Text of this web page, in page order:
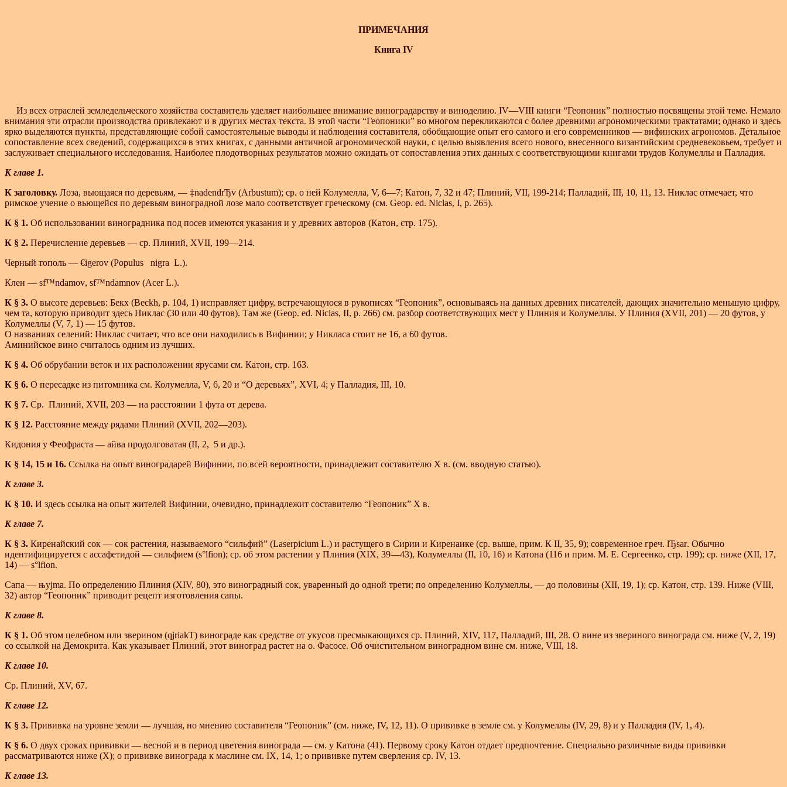
ПРИМЕЧАНИЯ
Книга IV
Из всех отраслей земледельческого хозяйства составитель уделяет наибольшее внимание виноградарству и виноделию. IV—VIII книги “Геопоник” полностью посвящены этой теме. Немало
внимания эти отрасли производства привлекают и в других местах текста. В этой части “Геопоники” во многом перекликаются с более древними агрономическими трактатами; однако и здесь
ярко выделяются пункты, представляющие собой самостоятельные выводы и наблюдения составителя, обобщающие опыт его самого и его современников — вифинских агрономов. Детальное
сопоставление всех сведений, содержащихся в этих книгах, с данными античной агрономической науки, с целью выявления всего нового, внесенного византийским средневековьем, требует и
заслуживает специального исследования. Наиболее плодотворных результатов можно ожидать от сопоставления этих данных с соответствующими книгами трудов Колумеллы и Палладия.
К главе 1.
К заголовку. Лоза, вьющаяся по деревьям, — ‡nadendrЂv (Arbustum); ср. о ней Колумелла, V, 6—7; Катон, 7, 32 и 47; Плиний, VII, 199-214; Палладий, III, 10, 11, 13. Никлас отмечает, что
римское учение о вьющейся по деревьям виноградной лозе мало соответствует греческому (см. Geop. ed. Niclas, I, p. 265).
К § 1. Об использовании виноградника под посев имеются указания и у древних авторов (Катон, стр. 175).
К § 2. Перечисление деревьев — ср. Плиний, XVII, 199—214.
Черный тополь — €igerov (Populus nigra L.).
Клен — sf™ndamov, sf™ndamnov (Acer L.).
К § 3. О высоте деревьев: Бекх (Beckh, p. 104, 1) исправляет цифру, встречающуюся в рукописях “Геопоник”, основываясь на данных древних писателей, дающих значительно меньшую цифру,
чем та, которую приводит здесь Никлас (30 или 40 футов). Там же (Geop. ed. Niclas, II, p. 266) см. разбор соответствующих мест у Плиния и Колумеллы. У Плиния (XVII, 201) — 20 футов, у
Колумеллы (V, 7, 1) — 15 футов.
О названиях селений: Никлас считает, что все они находились в Вифинии; у Никласа стоит не 16, а 60 футов.
Аминийское вино считалось одним из лучших.
К § 4. Об обрубании веток и их расположении ярусами см. Катон, стр. 163.
К § 6. О пересадке из питомника см. Колумелла, V, 6, 20 и “О деревьях”, XVI, 4; у Палладия, III, 10.
К § 7. Ср. Плиний, XVII, 203 — на расстоянии 1 фута от дерева.
К § 12. Расстояние между рядами Плиний (XVII, 202—203).
Кидония у Феофраста — айва продолговатая (II, 2, 5 и др.).
К § 14, 15 и 16. Ссылка на опыт виноградарей Вифинии, по всей вероятности, принадлежит составителю X в. (см. вводную статью).
К главе 3.
К § 10. И здесь ссылка на опыт жителей Вифинии, очевидно, принадлежит составителю “Геопоник” X в.
К главе 7.
К § 3. Киренайский сок — сок растения, называемого “сильфий” (Laserpicium L.) и растущего в Сирии и Киренаике (ср. выше, прим. К II, 35, 9); современное греч. lЂsar. Обычно
идентифицируется с ассафетидой — сильфием (s°lfion); ср. об этом растении у Плиния (XIX, 39—43), Колумеллы (II, 10, 16) и Катона (116 и прим. М. Е. Сергеенко, стр. 199); ср. ниже (XII, 17,
14) — s°lfion.
Сапа — њyjma. По определению Плиния (XIV, 80), это виноградный сок, уваренный до одной трети; по определению Колумеллы, — до половины (XII, 19, 1); ср. Катон, стр. 139. Ниже (VIII,
32) автор “Геопоник” приводит рецепт изготовления сапы.
К главе 8.
К § 1. Об этом целебном или зверином (qjriakТ) винограде как средстве от укусов пресмыкающихся ср. Плиний, XIV, 117, Палладий, III, 28. О вине из звериного винограда см. ниже (V, 2, 19)
со ссылкой на Демокрита. Как указывает Плиний, этот виноград растет на о. Фасосе. Об очистительном виноградном вине см. ниже, VIII, 18.
К главе 10.
Ср. Плиний, XV, 67.
К главе 12.
К § 3. Прививка на уровне земли — лучшая, но мнению составителя “Геопоник” (см. ниже, IV, 12, 11). О прививке в земле см. у Колумеллы (IV, 29, 8) и у Палладия (IV, 1, 4).
К § 6. О двух сроках прививки — весной и в период цветения винограда — см. у Катона (41). Первому сроку Катон отдает предпочтение. Специально различные виды прививки
рассматриваются ниже (X); о прививке винограда к маслине см. IX, 14, 1; о прививке путем сверления ср. IV, 13.
К главе 13.